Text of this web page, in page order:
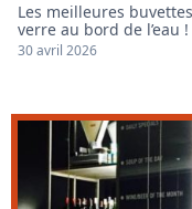
Les meilleures
verre au bord de l’eau !
30 avril 2026